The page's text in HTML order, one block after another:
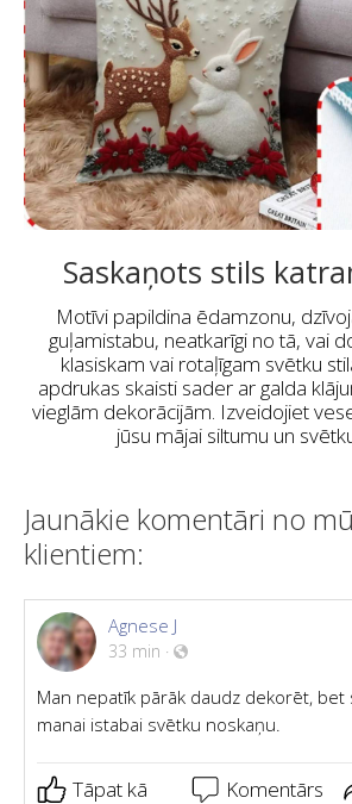
Saskaņots stils
Motīvi papildina ēdamzonu,
guļamistabu, neatkarīgi no tā, vai
klasiskam vai rotaļīgam svētku
apdrukas skaisti sader ar galda
vieglām dekorācijām. Izveidojiet
jūsu mājai siltumu un
Jaunākie komentāri no
klientiem:
Agnese J
33 min ·
Man nepatīk pārāk daudz dekorēt, bet
manai istabai svētku noskaņu.
Tāpat kā Komentārs